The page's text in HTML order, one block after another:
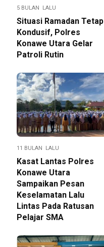
5 BULAN LALU
Situasi Ramadan Tetap
Kondusif, Polres
Konawe Utara Gelar
Patroli Rutin
11 BULAN LALU
Kasat Lantas Polres
Konawe Utara
Sampaikan Pesan
Keselamatan Lalu
Lintas Pada Ratusan
Pelajar SMA